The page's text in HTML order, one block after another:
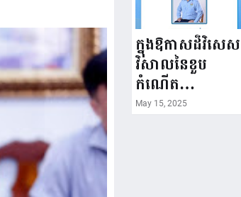
លោកទទួលមរណៈ
ភាព!
ក្នុងឱកាសដ៏វិសេស
វិសាលនៃខួប
កំណើត
គម្រប់ខួប៤៤
May 15, 2025